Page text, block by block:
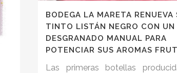
BODEGA LA MARETA RENUEVA
TINTO LISTÁN NEGRO CON UN
DESGRANADO MANUAL PARA
POTENCIAR SUS AROMAS
Las primeras botellas